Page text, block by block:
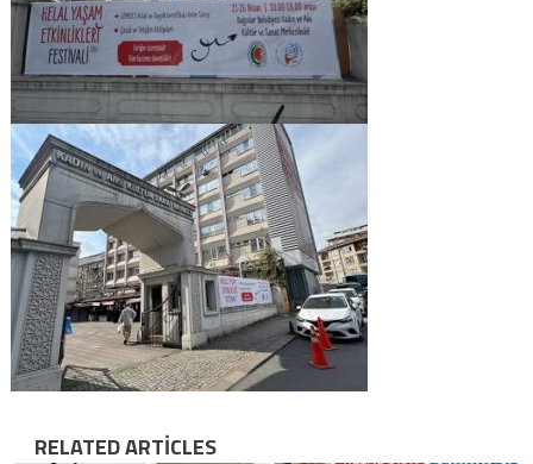
RELATED ARTICLES